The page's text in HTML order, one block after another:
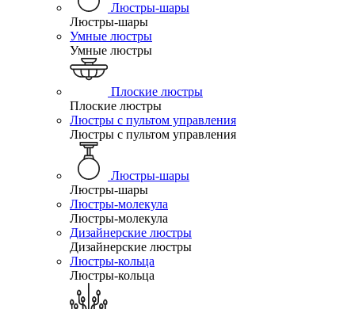
Люстры-шары
Люстры-шары
Умные люстры
Умные люстры
Плоские люстры
Плоские люстры
Люстры с пультом управления
Люстры с пультом управления
Люстры-шары
Люстры-шары
Люстры-молекула
Люстры-молекула
Дизайнерские люстры
Дизайнерские люстры
Люстры-кольца
Люстры-кольца